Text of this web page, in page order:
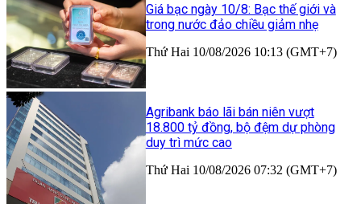
Giá bạc ngày 10/8: Bạc thế giới và
trong nước đảo chiều giảm nhẹ
Thứ Hai 10/08/2026 10:13 (GMT+7)
Agribank báo lãi bán niên vượt
18.800 tỷ đồng, bộ đệm dự phòng
duy trì mức cao
Thứ Hai 10/08/2026 07:32 (GMT+7)